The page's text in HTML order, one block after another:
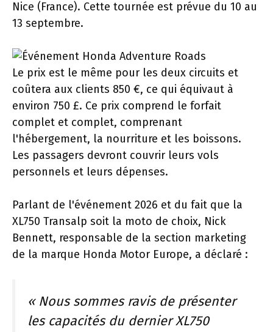
Nice (France). Cette tournée est prévue du 10 au
13 septembre.
Le prix est le même pour les deux circuits et
coûtera aux clients 850 €, ce qui équivaut à
environ 750 £. Ce prix comprend le forfait
complet et complet, comprenant
l'hébergement, la nourriture et les boissons.
Les passagers devront couvrir leurs vols
personnels et leurs dépenses.
Parlant de l'événement 2026 et du fait que la
XL750 Transalp soit la moto de choix, Nick
Bennett, responsable de la section marketing
de la marque Honda Motor Europe, a déclaré :
« Nous sommes ravis de présenter
les capacités du dernier XL750